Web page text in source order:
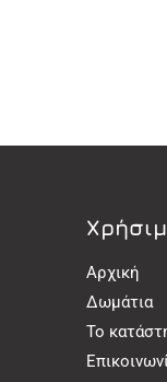
Αρχική
Δωμάτια
Το